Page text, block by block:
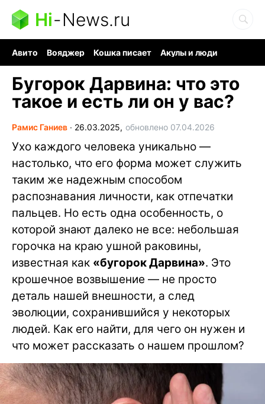
Hi-News.ru
Авито Вояджер Кошка писает
Акулы и люди
Бугорок Дарвина: что это
такое и есть ли он у вас?
Рамис Ганиев ∙ 26.03.2025, обновлено 07.04.2026
Ухо каждого человека уникально —
настолько, что его форма может служить
таким же надежным способом
распознавания личности, как отпечатки
пальцев. Но есть одна особенность, о
которой знают далеко не все: небольшая
горочка на краю ушной раковины,
известная как «бугорок Дарвина». Это
крошечное возвышение — не просто
деталь нашей внешности, а след
эволюции, сохранившийся у некоторых
людей. Как его найти, для чего он нужен и
что может рассказать о нашем прошлом?